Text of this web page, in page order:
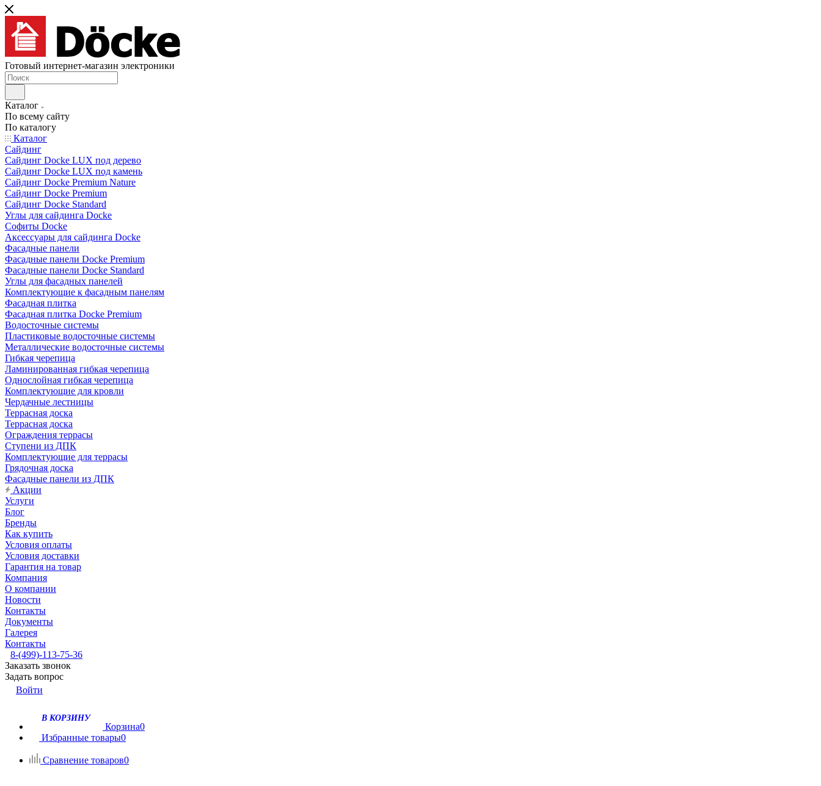
Готовый интернет-магазин электроники
Каталог
По всему сайту
По каталогу
Каталог
Сайдинг
Сайдинг Docke LUX под дерево
Сайдинг Docke LUX под камень
Сайдинг Docke Premium Nature
Сайдинг Docke Premium
Сайдинг Docke Standard
Углы для сайдинга Docke
Софиты Docke
Аксессуары для сайдинга Docke
Фасадные панели
Фасадные панели Docke Premium
Фасадные панели Docke Standard
Углы для фасадных панелей
Комплектующие к фасадным панелям
Фасадная плитка
Фасадная плитка Docke Premium
Водосточные системы
Пластиковые водосточные системы
Металлические водосточные системы
Гибкая черепица
Ламинированная гибкая черепица
Однослойная гибкая черепица
Комплектующие для кровли
Чердачные лестницы
Террасная доска
Террасная доска
Ограждения террасы
Ступени из ДПК
Комплектующие для террасы
Грядочная доска
Фасадные панели из ДПК
Акции
Услуги
Блог
Бренды
Как купить
Условия оплаты
Условия доставки
Гарантия на товар
Компания
О компании
Новости
Контакты
Документы
Галерея
Контакты
8-(499)-113-75-36
Заказать звонок
Задать вопрос
Войти
В КОРЗИНУ
Корзина0
Избранные товары0
Сравнение товаров0